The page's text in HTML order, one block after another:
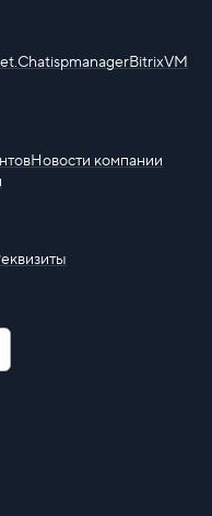
ispmanagerBitrixVM
Новости компании